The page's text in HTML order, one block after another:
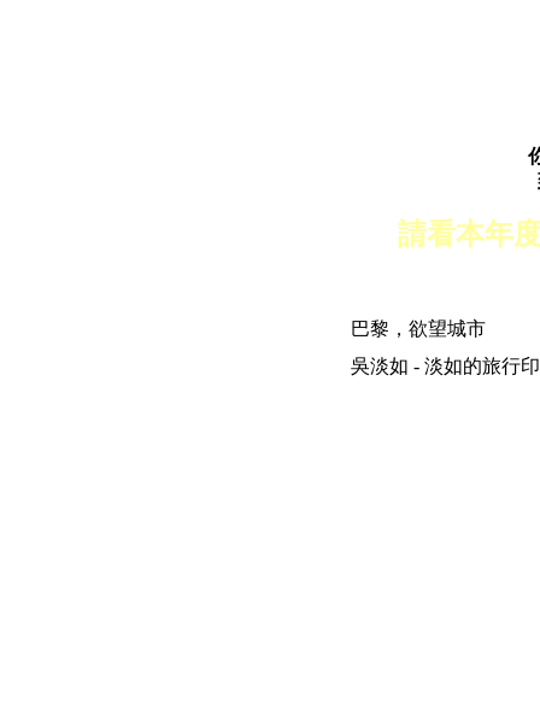
請看本年
巴黎，欲望城市
吳淡如 - 淡如的旅行印